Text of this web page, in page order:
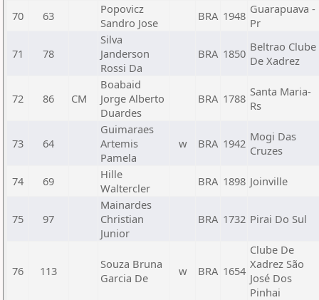
70
63
Popovicz
Sandro Jose
BRA 1948 Guarapuava -
Pr
71 78
Silva
Janderson
Rossi Da
BRA 1850 Beltrao Clube
De Xadrez
72 86 CM
Boabaid
Jorge Alberto
Duardes
BRA 1788 Santa Maria-
Rs
73 64
Guimaraes
Artemis
Pamela
w BRA 1942 Mogi Das
Cruzes
74 69
Hille
Waltercler
BRA 1898 Joinville
75 97
Mainardes
Christian
Junior
BRA 1732 Pirai Do Sul
76 113
Souza Bruna
Garcia De
w BRA 1654
Clube De
Xadrez São
José Dos
Pinhai